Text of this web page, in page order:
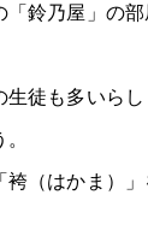
鈴乃屋」の部
生徒も多いら
（はかま）